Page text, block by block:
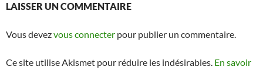
LAISSER UN COMMENTAIRE
Vous devezvous connecter pour publier un commentaire.
Ce site utilise Akismet pour réduire les indésirables. En savoir